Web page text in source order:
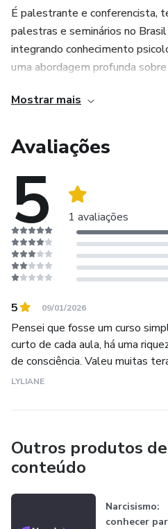
É palestrante e conferencista,
palestras e seminários no
integrando conhecimento
uma abordagem profunda
dos Pais e Contagem Regressiva.
Elizabeth Pimentel é também
Revendo Caminhos, um
que já impactou e trouxe
transformação para mais de
na recuperação emocional, no
autoestima e na construção de
Mostrar mais
Avaliações
5 1 avaliações
5 09/01/2026
Pensei que fosse um curso
curto de cada aula, há uma
de consciência. Valeu muitas
LYLIANE
Outros produtos
conteúdo
Narcisismo:
conhecer